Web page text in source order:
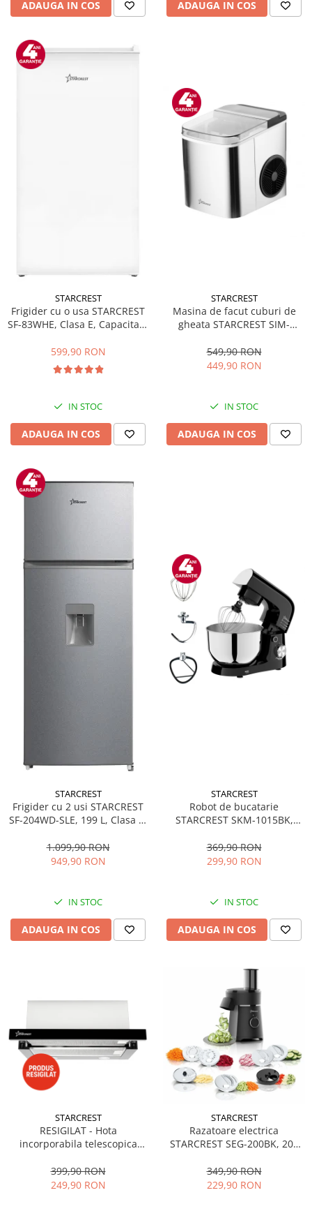
ADAUGA IN COS ADAUGA IN COS
STARCREST
Frigider cu o usa STARCREST
SF-83WHE, Clasa E, Capacitate
Compartiment gheata, H 85
cm, Alb
599,90 RON
IN STOC
ADAUGA IN COS
STARCREST
Masina de facut cuburi de
gheata STARCREST SIM-
Doua dimensiuni pentru
cuburi, Rezervor apa 1.3 l,
549,90 RON
449,90 RON
IN STOC
ADAUGA IN COS
STARCREST
Frigider cu 2 usi STARCREST
SF-204WD-SLE, 199 L, Clasa E,
Termostat Ajustabil, Usi
reversibile, H 143 cm, Argintiu
1.099,90 RON
949,90 RON
IN STOC
ADAUGA IN COS
STARCREST
Robot de bucatarie
STARCREST SKM-1015BK,
Accesorii, 10 Viteze + Pulse,
Negru
369,90 RON
299,90 RON
IN STOC
ADAUGA IN COS
STARCREST
RESIGILAT - Hota
incorporabila telescopica
Putere de absorbtie 550 m3/h,
1 Motor, 2 Trepte putere, 60
399,90 RON
249,90 RON
STARCREST
Razatoare electrica
STARCREST SEG-200BK, 200
349,90 RON
229,90 RON